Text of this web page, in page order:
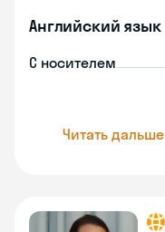
Английский язык
С носителем
Читать дальше